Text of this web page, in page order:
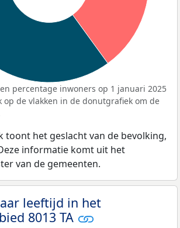
percentage inwoners op 1 januari 2025
op de vlakken in de donutgrafiek om de
toont het geslacht van de bevolking,
informatie komt uit het
van de gemeenten.
leeftijd in het
8013 TA